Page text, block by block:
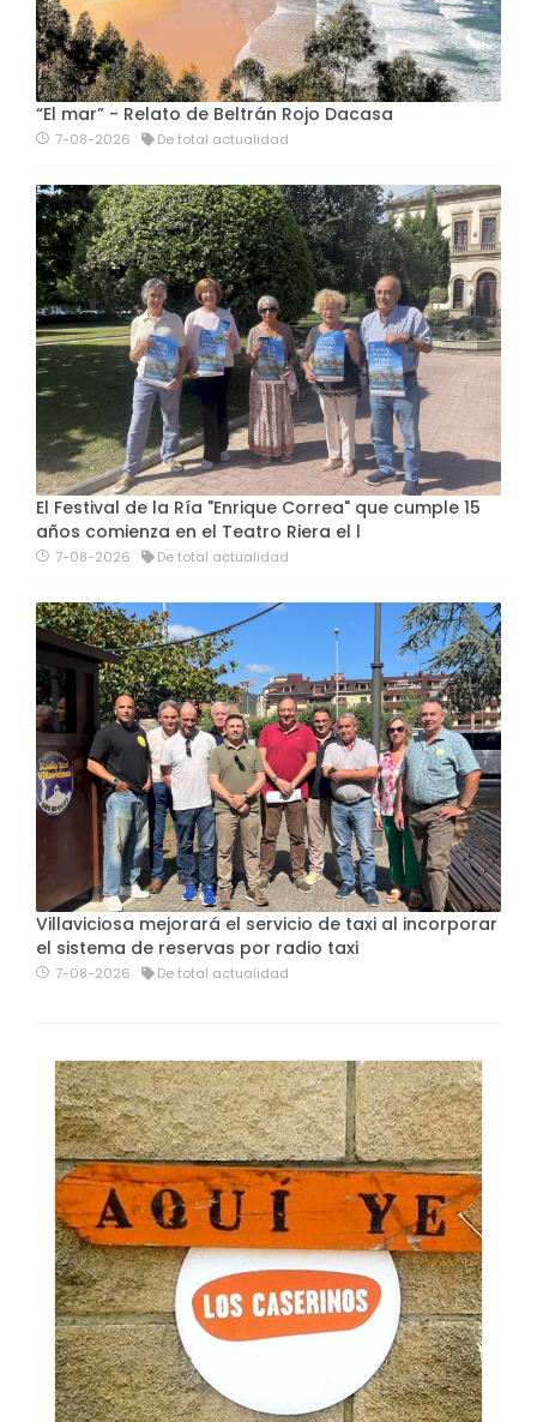
“El mar” - Relato de Beltrán Rojo Dacasa
7-08-2026 De total actualidad
El Festival de la Ría "Enrique Correa" que cumple 15
años comienza en el Teatro Riera el l
7-08-2026 De total actualidad
Villaviciosa mejorará el servicio de taxi al incorporar
el sistema de reservas por radio taxi
7-08-2026 De total actualidad